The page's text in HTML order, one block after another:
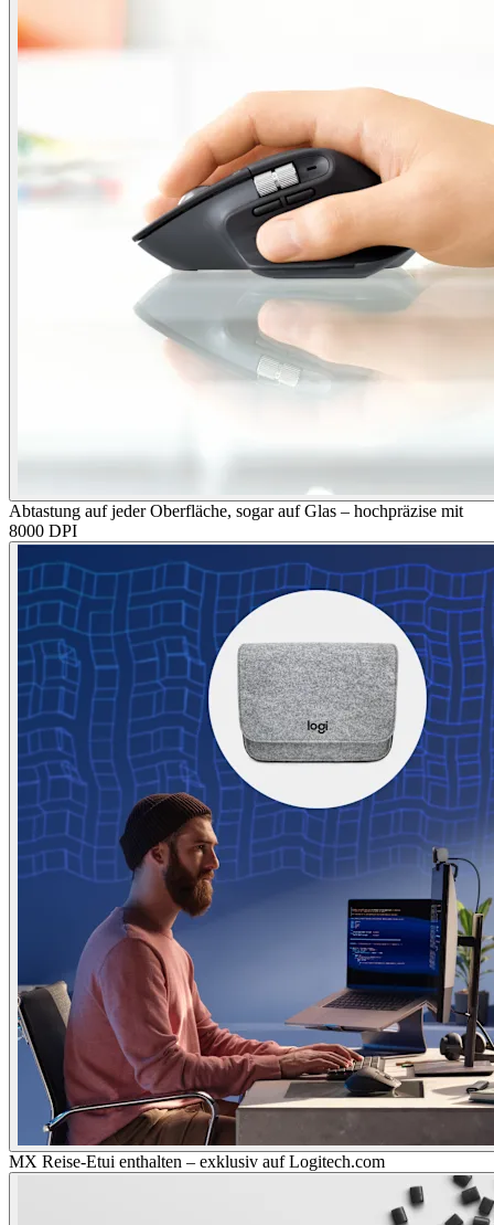
Abtastung auf jeder Oberfläche, sogar auf Glas – hochpräzise mit
8000 DPI
MX Reise-Etui enthalten – exklusiv auf Logitech.com